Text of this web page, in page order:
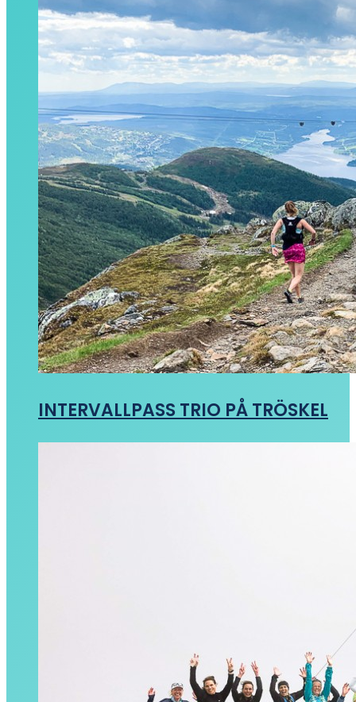
INTERVALLPASS TRIO PÅ TRÖSKEL